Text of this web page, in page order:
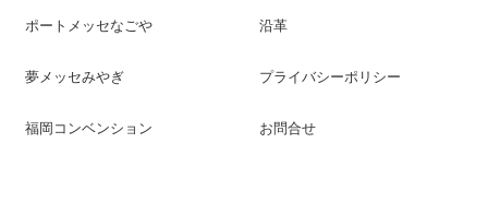
ポートメッセなごや
夢メッセみやぎ
福岡コンベンション
沿革
プライバシーポリシー
お問合せ